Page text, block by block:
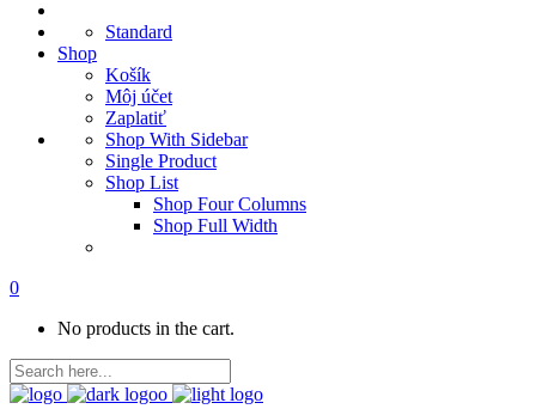
Standard
Shop
Košík
Môj účet
Zaplatiť
Shop With Sidebar
Single Product
Shop List
Shop Four Columns
Shop Full Width
0
No products in the cart.